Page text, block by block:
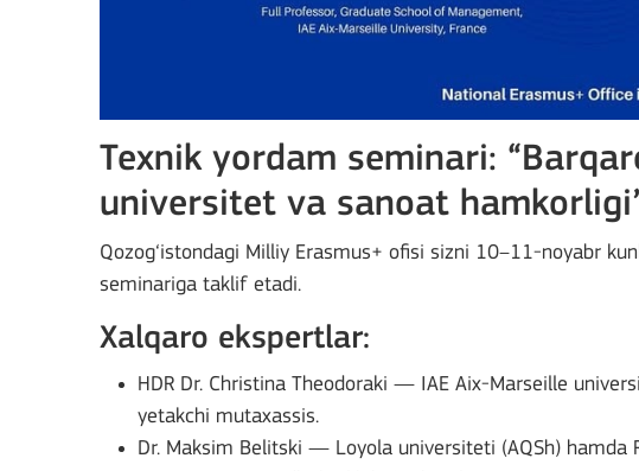
Texnik yordam seminari:
universitet va sanoat
Qozog‘istondagi Milliy Erasmus+ ofisi sizni 10–11-noyabr
seminariga taklif etadi.
Xalqaro ekspertlar:
HDR Dr. Christina Theodoraki — IAE Aix-Marseille
yetakchi mutaxassis.
Dr. Maksim Belitski — Loyola universiteti (AQSh) hamda